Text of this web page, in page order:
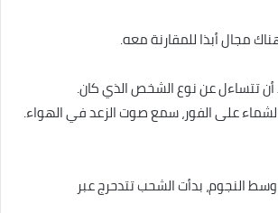
مجال أبذا للمقارنة معه.
أن تتساءل عن نوع الشخص الذي كان.
على الفور، سمع صوت الزعد في الهواء.
النجوم، بدأت الشحب تتدحرج عبر